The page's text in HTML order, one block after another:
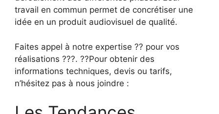
travail en commun permet de concrétiser une
idée en un produit audiovisuel de qualité.
Faites appel à notre expertise ?? pour vos
réalisations ???. ??Pour obtenir des
informations techniques, devis ou tarifs,
n’hésitez pas à nous joindre :